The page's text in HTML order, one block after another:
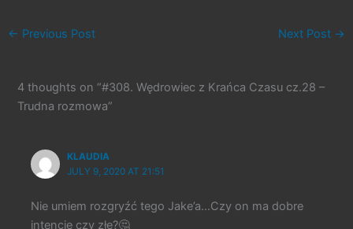
← Previous Post Next Post →
4 thoughts on “#308. Wędrowiec z Krańca Czasu cz.28 –
Trudna rozmowa”
KLAUDIA
JULY 9, 2020 AT 21:51
Nie umiem rozgryźć tego Jake’a…Czy on ma dobre
intencje czy złe?🤔